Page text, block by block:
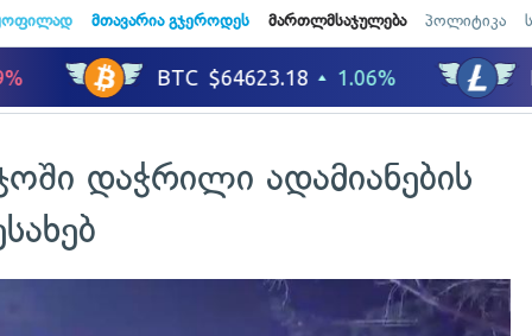
მთავარია გჯეროდეს მართლმსაჯულება პოლიტიკა
დაჭრილი ადამიანების